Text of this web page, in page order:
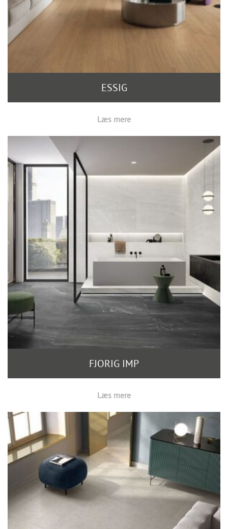
ESSIG
Læs mere
FJORIG IMP
Læs mere